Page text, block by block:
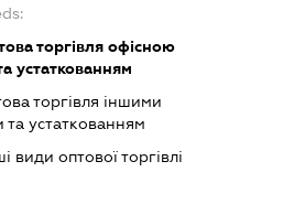
торгівля офісною
устаткованням
торгівля іншими
устаткованням
види оптової торгівлі